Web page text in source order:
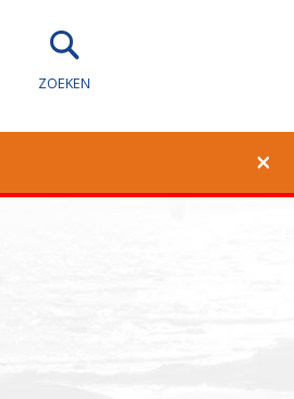
ZOEKEN
×